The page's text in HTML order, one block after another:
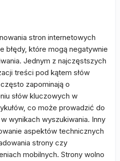
stron internetowych
błędy, które mogą negatywnie
Jednym z najczęstszych
treści pod kątem słów
zapominają o
słów kluczowych w
co może prowadzić do
wynikach wyszukiwania. Inny
aspektów technicznych
strony czy
mobilnych. Strony wolno